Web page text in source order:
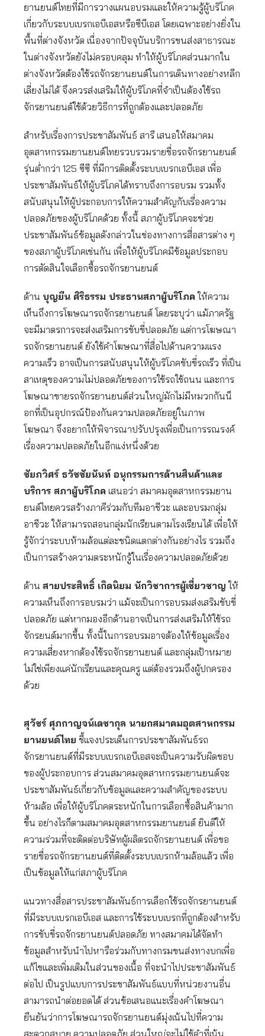
ยานยนต์ไทยที่มีการวางแผนอบรมและให้ความรู้ผู้บริโภค
เกี่ยวกับระบบเบรกเอบีเอสหรือซีบีเอส โดยเฉพาะอย่างยิ่งใน
พื้นที่ต่างจังหวัด เนื่องจากปัจจุบันบริการขนส่งสาธารณะ
ในต่างจังหวัดยังไม่ครอบคลุม ทำให้ผู้บริโภคส่วนมากใน
ต่างจังหวัดต้องใช้รถจักรยานยนต์ในการเดินทางอย่างหลีก
เลี่ยงไม่ได้ จึงควรส่งเสริมให้ผู้บริโภคที่จำเป็นต้องใช้รถ
จักรยานยนต์ใช้ด้วยวิธีการที่ถูกต้องและปลอดภัย
สำหรับเรื่องการประชาสัมพันธ์ สารี เสนอให้สมาคม
อุตสาหกรรมยานยนต์ไทยรวบรวมรายชื่อรถจักรยานยนต์
รุ่นต่ำกว่า 125 ซีซี ที่มีการติดตั้งระบบเบรกเอบีเอส เพื่อ
ประชาสัมพันธ์ให้ผู้บริโภคได้ทราบถึงการอบรม รวมทั้ง
สนับสนุนให้ผู้ประกอบการให้ความสำคัญกับเรื่องความ
ปลอดภัยของผู้บริโภคด้วย ทั้งนี้ สภาผู้บริโภคจะช่วย
ประชาสัมพันธ์ข้อมูลดังกล่าวในช่องทางการสื่อสารต่าง ๆ
ของสภาผู้บริโภคเช่นกัน เพื่อให้ผู้บริโภคมีข้อมูลประกอบ
การตัดสินใจเลือกซื้อรถจักรยานยนต์
ด้าน บุญยืน ศิริธรรม ประธานสภาผู้บริโภคให้ความ
เห็นถึงการโฆษณารถจักรยานยนต์ โดยระบุว่า แม้ภาครัฐ
จะมีมาตรการจะส่งเสริมการขับขี่ปลอดภัย แต่การโฆษณา
รถจักรยานยนต์ ยังใช้คำโฆษณาที่สื่อไปด้านความแรง
ความเร็ว อาจเป็นการสนับสนุนให้ผู้บริโภคขับขี่รถเร็ว ที่เป็น
สาเหตุของความไม่ปลอดภัยของการใช้รถใช้ถนน และการ
โฆษณาขายรถจักรยานยนต์ส่วนใหญ่มักไม่มีหมวกกันน็
อกที่เป็นอุปกรณ์ป้องกันความปลอดภัยอยู่ในภาพ
โฆษณา จึงอยากให้พิจารณาปรับปรุงเพื่อเป็นการรณรงค์
เรื่องความปลอดภัยในอีกแง่หนึ่งด้วย
ชัยภวิศร์ ธวัชชัยนันท์ อนุกรรมการด้านสินค้าและ
บริการ สภาผู้บริโภค เสนอว่า สมาคมอุตสาหกรรมยาน
ยนต์ไทยควรสร้างภาคีร่วมกับทีมอาชีวะ และอบรมกลุ่ม
อาชีวะ ให้สามารถสอนกลุ่มนักเรียนตามโรงเรียนได้ เพื่อให้
รู้จักว่าระบบห้ามล้อแต่ละชนิดแตกต่างกันอย่างไร รวมถึง
เป็นการสร้างความตระหนักรู้ในเรื่องความปลอดภัยด้วย
ด้าน สายประสิทธิ์ เกิดนิยม นักวิชาการผู้เชี่ยวชาญให้
ความเห็นถึงการอบรมว่า แม้จะเป็นการอบรมส่งเสริมขับขี่
ปลอดภัย แต่หากมองอีกด้านอาจเป็นการส่งเสริมให้ใช้รถ
จักรยนต์มากขึ้น ทั้งนี้ในการอบรมอาจต้องให้ข้อมูลเรื่อง
ความเสี่ยงหากต้องใช้รถจักรยานยนต์ และกลุ่มเป้าหมาย
ไม่ใช่เพียงแค่นักเรียนและคุณครู แต่ต้องรวมถึงผู้ปกครอง
ด้วย
สุวัชร์ ศุภกาญจน์เดชากุล นายกสมาคมอุตสาหกรรม
ยานยนต์ไทย ชี้แจงประเด็นการประชาสัมพันธ์รถ
จักรยานยนต์ที่มีระบบเบรกเอบีเอสจะเป็นความรับผิดชอบ
ของผู้ประกอบการ ส่วนสมาคมอุตสาหกรรมยานยนต์จะ
ประชาสัมพันธ์เกี่ยวกับข้อมูลและความสำคัญของระบบ
ห้ามล้อ เพื่อให้ผู้บริโภคตระหนักในการเลือกซื้อสินค้ามาก
ขึ้น อย่างไรก็ตามสมาคมอุตสาหกรรมยานยนต์ ยินดีให้
ความร่วมที่จะติดต่อบริษัทผู้ผลิตรถจักรยานยนต์ เพื่อขอ
รายชื่อรถจักรยานยนต์ที่ติดตั้งระบบเบรกห้ามล้อแล้ว เพื่อ
เป็นข้อมูลให้แก่สภาผู้บริโภค
แนวทางสื่อสารประชาสัมพันธ์การเลือกใช้รถจักรยานยนต์
ที่มีระบบเบรกเอบีเอส และการใช้ระบบเบรกที่ถูกต้องสำหรับ
การขับขี่รถจักรยานยนต์ปลอดภัย ทางสมาคมได้จัดทำ
ข้อมูลสำหรับนำไปหารือร่วมกับทางกรมขนส่งทางบกเพื่อ
แก้ไขและเพิ่มเติมในส่วนของเนื้อ ที่จะนำไปประชาสัมพันธ์
ต่อไป เป็นรูปแบบการประชาสัมพันธ์แบบที่หน่วยงานอื่น
สามารถนำต่อยอดได้ ส่วนข้อเสนอแนะเรื่องคำโฆษณา
ยืนยันว่าการโฆษณารถจักรยานยนต์มุ่งเน้นไปที่ความ
สะดวกสบาย ความปลอดภัย ส่วนใหญ่จะไม่ใช้คำที่เน้น